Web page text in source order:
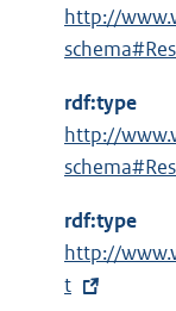
E
x
e
r
n
l
i
http://
rdf:type
E
x
e
r
n
http://
rdf:type
E
x
http://
t